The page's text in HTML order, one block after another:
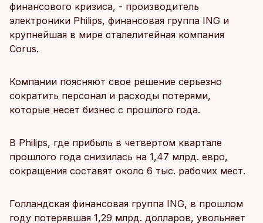
финансового кризиса, - производитель
электроники Philips, финансовая группа ING и
крупнейшая в мире сталелитейная компания
Corus.
Компании поясняют свое решение серьезно
сократить персонал и расходы потерями,
которые несет бизнес с прошлого года.
В Philips, где прибыль в четвертом квартале
прошлого года снизилась на 1,47 млрд. евро,
сокращения составят около 6 тыс. рабочих мест.
Голландская финансовая группа ING, в прошлом
году потерявшая 1,29 млрд. долларов, увольняет